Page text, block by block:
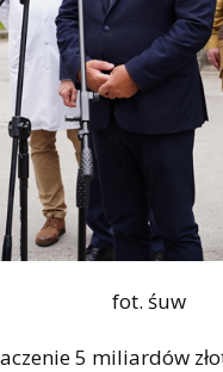
fot. śuw
5 miliardów